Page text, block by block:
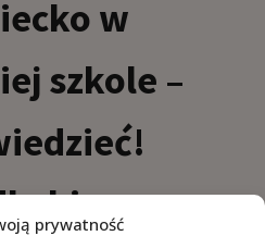
prywatność
w
szkole –
biura